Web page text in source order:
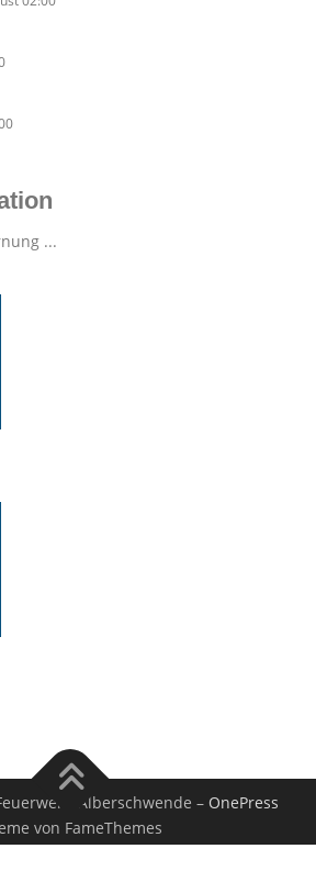
...
Alberschwende – OnePress
von FameThemes